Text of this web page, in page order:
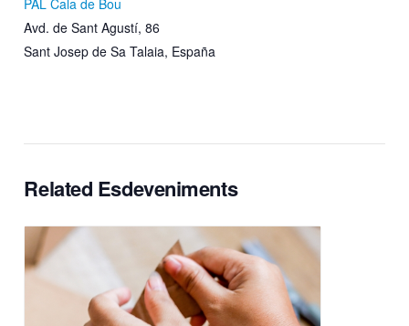
Avd. de Sant Agustí, 86
Sant Josep de Sa Talaia, España
Related Esdeveniments